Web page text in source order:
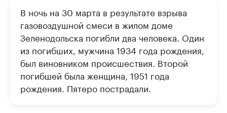
В ночь на 30 марта в результате взрыва
газовоздушной смеси в жилом доме
Зеленодольска погибли два человека. Один
из погибших, мужчина 1934 года рождения,
был виновником происшествия. Второй
погибшей была женщина, 1951 года
рождения. Пятеро пострадали.